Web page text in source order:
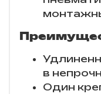
в
Один